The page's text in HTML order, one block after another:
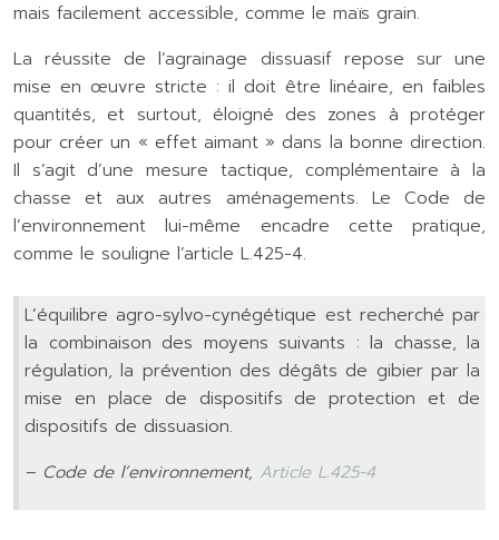
mais facilement accessible, comme le maïs grain.
La réussite de l’agrainage dissuasif repose sur une
mise en œuvre stricte : il doit être linéaire, en faibles
quantités, et surtout, éloigné des zones à protéger
pour créer un « effet aimant » dans la bonne direction.
Il s’agit d’une mesure tactique, complémentaire à la
chasse et aux autres aménagements. Le Code de
l’environnement lui-même encadre cette pratique,
comme le souligne l’article L.425-4.
L’équilibre agro-sylvo-cynégétique est recherché par
la combinaison des moyens suivants : la chasse, la
régulation, la prévention des dégâts de gibier par la
mise en place de dispositifs de protection et de
dispositifs de dissuasion.
– Code de l’environnement, Article L.425-4